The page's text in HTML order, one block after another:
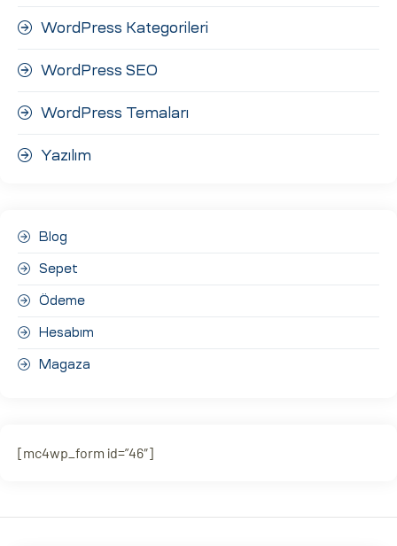
WordPress Kategorileri
WordPress SEO
WordPress Temaları
Yazılım
Blog
Sepet
Ödeme
Hesabım
Magaza
[mc4wp_form id=”46″]